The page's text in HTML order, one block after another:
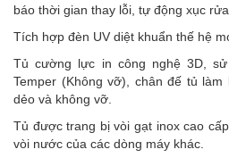
báo thời gian thay lỗi, tự động xục
Tích hợp đèn UV diệt khuẩn thế hệ
Tủ cường lực in công nghệ 3D,
Temper (Không vỡ), chân đế tủ
dẻo và không vỡ.
Tủ được trang bị vòi gạt inox cao
vòi nước của các dòng máy khác.